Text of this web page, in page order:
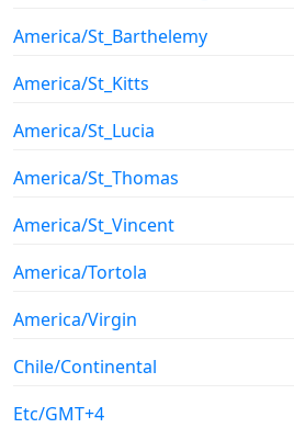
America/St_Barthelemy
America/St_Kitts
America/St_Lucia
America/St_Thomas
America/St_Vincent
America/Tortola
America/Virgin
Chile/Continental
Etc/GMT+4